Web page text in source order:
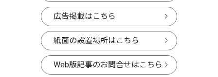
広告掲載はこちら
紙面の設置場所はこちら
Web版記事のお問合せはこちら